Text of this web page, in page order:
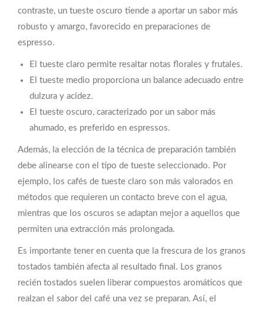
contraste, un tueste oscuro tiende a aportar un sabor más
robusto y amargo, favorecido en preparaciones de
espresso.
El tueste claro permite resaltar notas florales y frutales.
El tueste medio proporciona un balance adecuado entre
dulzura y acidez.
El tueste oscuro, caracterizado por un sabor más
ahumado, es preferido en espressos.
Además, la elección de la técnica de preparación también
debe alinearse con el tipo de tueste seleccionado. Por
ejemplo, los cafés de tueste claro son más valorados en
métodos que requieren un contacto breve con el agua,
mientras que los oscuros se adaptan mejor a aquellos que
permiten una extracción más prolongada.
Es importante tener en cuenta que la frescura de los granos
tostados también afecta al resultado final. Los granos
recién tostados suelen liberar compuestos aromáticos que
realzan el sabor del café una vez se preparan. Así, el